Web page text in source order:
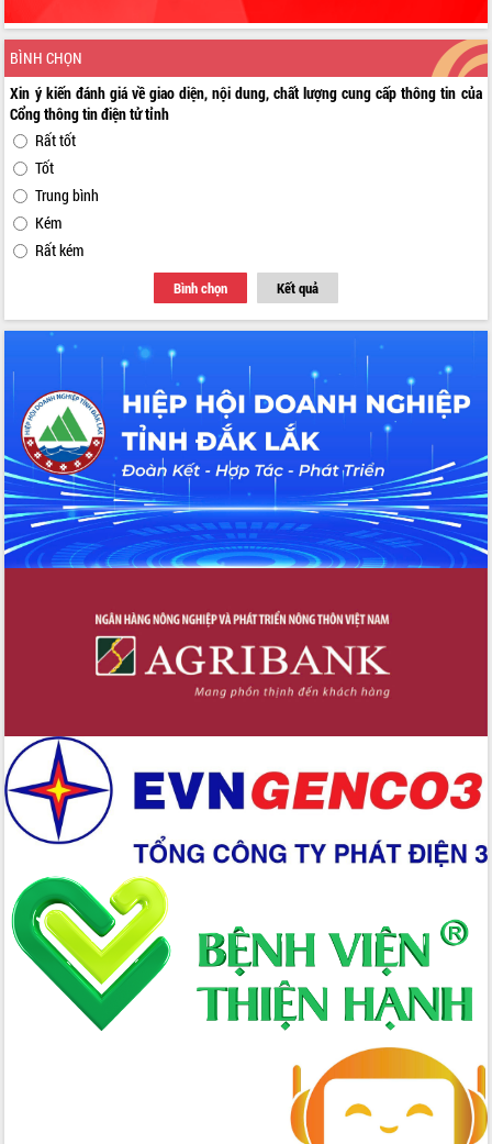
BÌNH CHỌN
Xin ý kiến đánh giá về giao diện, nội dung, chất lượng cung cấp thông tin của
Cổng thông tin điện tử tỉnh
Rất tốt
Tốt
Trung bình
Kém
Rất kém
Bình chọn Kết quả